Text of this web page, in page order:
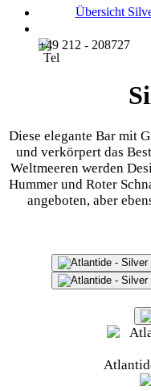
+49 212 - 208727
Übersicht
Diese elegante Bar mit
und verkörpert das
Weltmeeren werden
Hummer und Roter
angeboten, aber